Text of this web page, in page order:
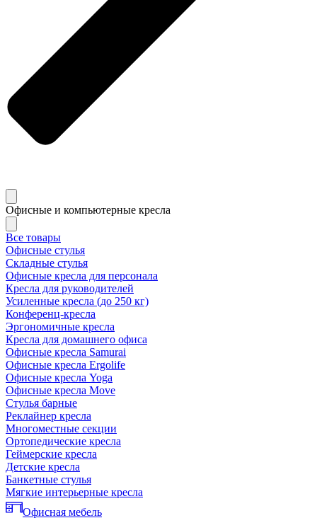
Офисные и компьютерные кресла
Все товары
Офисные стулья
Складные стулья
Офисные кресла для персонала
Кресла для руководителей
Усиленные кресла (до 250 кг)
Конференц-кресла
Эргономичные кресла
Кресла для домашнего офиса
Офисные кресла Samurai
Офисные кресла Ergolife
Офисные кресла Yoga
Офисные кресла Move
Стулья барные
Реклайнер кресла
Многоместные секции
Ортопедические кресла
Геймерские кресла
Детские кресла
Банкетные стулья
Мягкие интерьерные кресла
Офисная мебель